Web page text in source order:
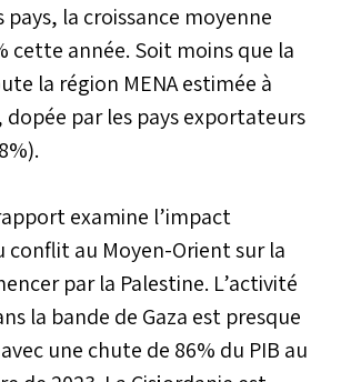
rythme d'environ 2,2% en
2024 et 2,5% en 2025.
pays, la croissance moyenne
cette année. Soit moins que la
la région MENA estimée à
dopée par les pays exportateurs
examine l’impact
conflit au Moyen-Orient sur la
par la Palestine. L’activité
la bande de Gaza est presque
une chute de 86% du PIB au